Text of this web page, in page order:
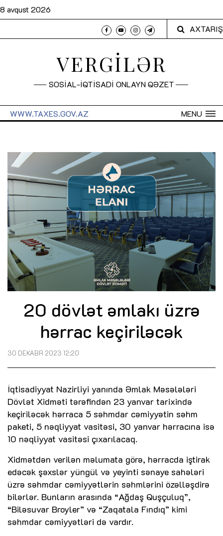
8 avqust 2026
AXTARIŞ
VERGİLƏR
SOSİAL-İQTİSADİ ONLAYN QƏZET
MENU
WWW.TAXES.GOV.AZ
20 dövlət əmlakı üzrə
hərrac keçiriləcək
30 DEKABR 2023 12:20
İqtisadiyyat Nazirliyi yanında Əmlak Məsələləri
Dövlət Xidməti tərəfindən 23 yanvar tarixində
keçiriləcək hərraca 5 səhmdar cəmiyyətin səhm
paketi, 5 nəqliyyat vasitəsi, 30 yanvar hərracına isə
10 nəqliyyat vasitəsi çıxarılacaq.
Xidmətdən verilən məlumata görə, hərracda iştirak
edəcək şəxslər yüngül və yeyinti sənaye sahələri
üzrə səhmdar cəmiyyətlərin səhmlərini özəlləşdirə
bilərlər. Bunların arasında “Ağdaş Quşçuluq”,
“Biləsuvar Broyler” və “Zaqatala Fındıq” kimi
səhmdar cəmiyyətləri də vardır.